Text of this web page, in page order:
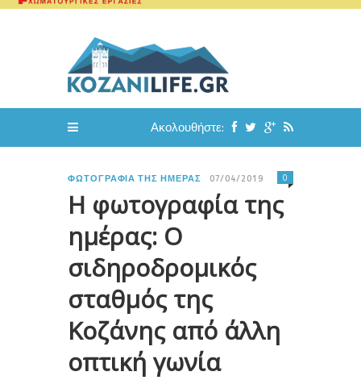
Ακολουθήστε:
ΦΩΤΟΓΡΑΦΊΑ ΤΗΣ ΗΜΈΡΑΣ 07/04/2019
Η φωτογραφία της
ημέρας: Ο
σιδηροδρομικός
σταθμός της
Κοζάνης από άλλη
οπτική γωνία
0